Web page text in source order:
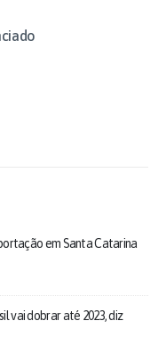
em Santa Catarina
vai dobrar até 2023, diz